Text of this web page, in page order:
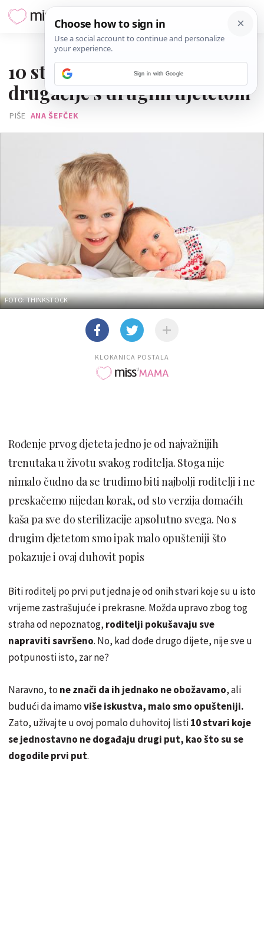
10 stvari koje radite
drugačije s drugim djetetom
PIŠE ANA ŠEFČEK
FOTO: THINKSTOCK
KLOKANICA POSTALA
Rođenje prvog djeteta jedno je od najvažnijih
trenutaka u životu svakog roditelja. Stoga nije
nimalo čudno da se trudimo biti najbolji roditelji i ne
preskačemo nijedan korak, od sto verzija domaćih
kaša pa sve do sterilizacije apsolutno svega. No s
drugim djetetom smo ipak malo opušteniji što
pokazuje i ovaj duhovit popis
Biti roditelj po prvi put jedna je od onih stvari koje su u isto
vrijeme zastrašujuće i prekrasne. Možda upravo zbog tog
straha od nepoznatog, roditelji pokušavaju sve
napraviti savršeno. No, kad dođe drugo dijete, nije sve u
potpunosti isto, zar ne?
Naravno, to ne znači da ih jednako ne obožavamo, ali
budući da imamoviše iskustva, malo smo opušteniji.
Zato, uživajte u ovoj pomalo duhovitoj listi10 stvari koje
se jednostavno ne događaju drugi put, kao što su se
dogodile prvi put.
Sign in with Google